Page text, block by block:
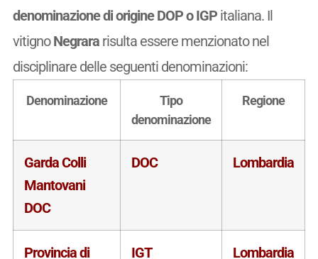
denominazione di origine DOP o IGPitaliana. Il
vitignoNegrararisulta essere menzionato nel
disciplinare delle seguenti denominazioni:
Denominazione
Tipo
denominazione
Regione
Garda Colli
Mantovani
DOC
DOC Lombardia
Provincia di IGT Lombardia